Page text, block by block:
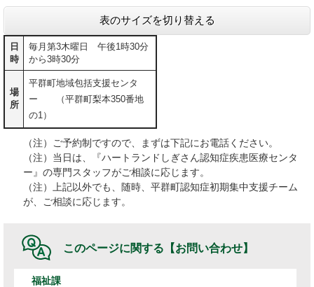
表のサイズを切り替える
日
時
毎月第3木曜日 午後1時30分
から3時30分
場
所
平群町地域包括支援センタ
ー （平群町梨本350番地
の1）
（注）ご予約制ですので、まずは下記にお電話ください。
（注）当日は、『ハートランドしぎさん認知症疾患医療センタ
ー』の専門スタッフがご相談に応じます。
（注）上記以外でも、随時、平群町認知症初期集中支援チーム
が、ご相談に応じます。
このページに関する 【お問い合わせ】
福祉課